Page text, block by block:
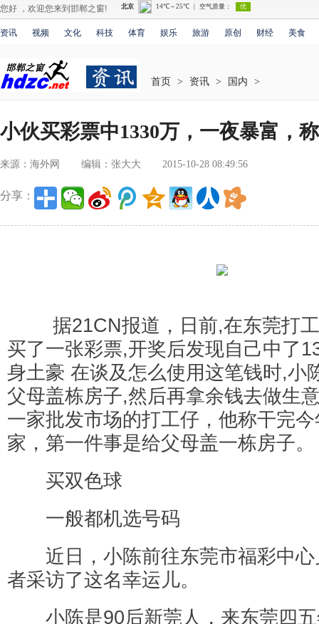
您好 ，欢迎您来到邯郸之窗!
资讯 视频 文化 科技 体育 娱乐 旅游 原创 财经 美食
首页 > 资讯 > 国内 >
小伙买彩票中1330万，一夜暴富，
来源：海外网 编辑：张大大 2015-10-28 08:49:56
分享：
据21CN报道，日前,在东莞打工
买了一张彩票,开奖后发现自己中了
身土豪 在谈及怎么使用这笔钱时,小
父母盖栋房子,然后再拿余钱去做生
一家批发市场的打工仔，他称干完
家，第一件事是给父母盖一栋房子。
买双色球
一般都机选号码
近日，小陈前往东莞市福彩中心
者采访了这名幸运儿。
小陈是90后新莞人，来东莞四五